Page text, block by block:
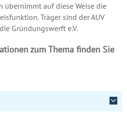
übernimmt auf diese Weise die
Träger sind der AUV
Gründungswerft e.V.
zum Thema finden Sie